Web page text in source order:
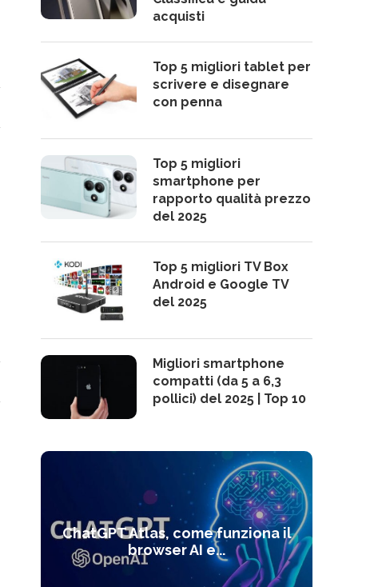
acquisti
Top 5 migliori tablet per
scrivere e disegnare
con penna
Top 5 migliori
smartphone per
rapporto qualità prezzo
del 2025
Top 5 migliori TV Box
Android e Google TV
del 2025
Migliori smartphone
compatti (da 5 a 6,3
pollici) del 2025 | Top 10
ChatGPT Atlas, come funziona il
browser AI e...